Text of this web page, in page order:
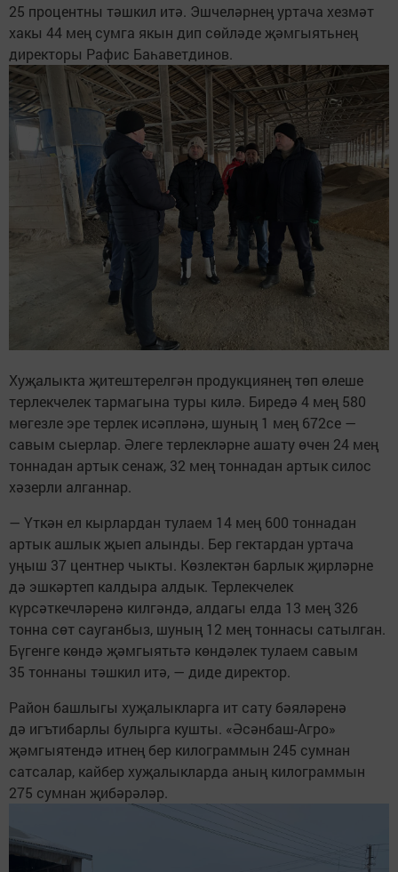
25 процентны тәшкил итә. Эшчеләрнең уртача хезмәт
хакы 44 мең сумга якын дип сөйләде җәмгыятьнең
директоры Рафис Баһаветдинов.
Хуҗалыкта җитештерелгән продукциянең төп өлеше
терлекчелек тармагына туры килә. Биредә 4 мең 580
мөгезле эре терлек исәпләнә, шуның 1 мең 672се —
савым сыерлар. Әлеге терлекләрне ашату өчен 24 мең
тоннадан артык сенаж, 32 мең тоннадан артык силос
хәзерли алганнар.
— Үткән ел кырлардан тулаем 14 мең 600 тоннадан
артык ашлык җыеп алынды. Бер гектардан уртача
уңыш 37 центнер чыкты. Көзлектән барлык җирләрне
дә эшкәртеп калдыра алдык. Терлекчелек
күрсәткечләренә килгәндә, алдагы елда 13 мең 326
тонна сөт сауганбыз, шуның 12 мең тоннасы сатылган.
Бүгенге көндә җәмгыятьтә көндәлек тулаем савым
35 тоннаны тәшкил итә, — диде директор.
Район башлыгы хуҗалыкларга ит сату бәяләренә
дә игътибарлы булырга кушты. «Әсәнбаш-Агро»
җәмгыятендә итнең бер килограммын 245 сумнан
сатсалар, кайбер хуҗалыкларда аның килограммын
275 сумнан җибәрәләр.